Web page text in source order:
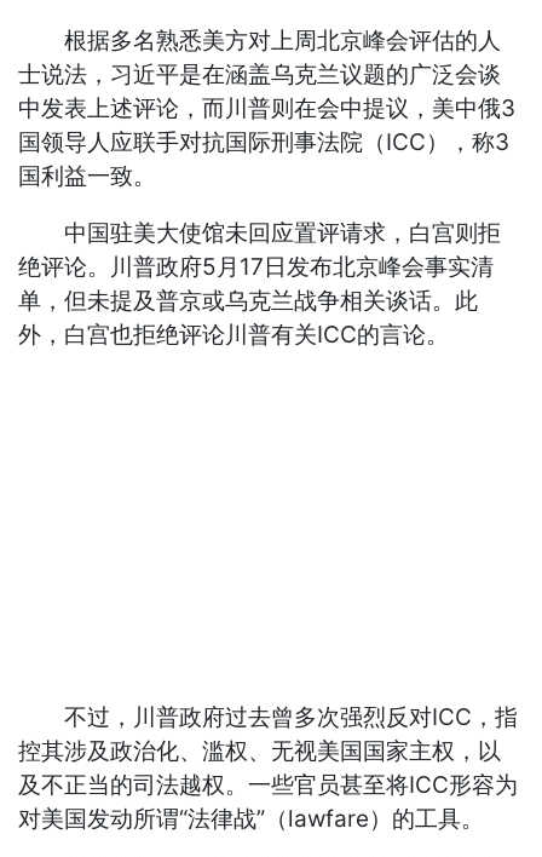
根据多名熟悉美方对上周北京峰会评估的人
士说法，习近平是在涵盖乌克兰议题的广泛会谈
中发表上述评论，而川普则在会中提议，美中俄3
国领导人应联手对抗国际刑事法院（ICC），称3
国利益一致。
中国驻美大使馆未回应置评请求，白宫则拒
绝评论。川普政府5月17日发布北京峰会事实清
单，但未提及普京或乌克兰战争相关谈话。此
外，白宫也拒绝评论川普有关ICC的言论。
不过，川普政府过去曾多次强烈反对ICC，指
控其涉及政治化、滥权、无视美国国家主权，以
及不正当的司法越权。一些官员甚至将ICC形容为
对美国发动所谓“法律战”（lawfare）的工具。